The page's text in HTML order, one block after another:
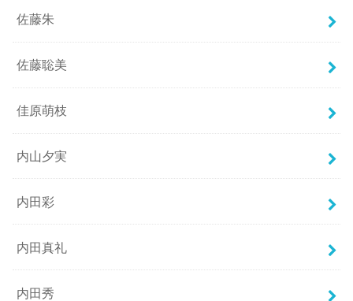
佐藤朱
佐藤聡美
佳原萌枝
内山夕実
内田彩
内田真礼
内田秀